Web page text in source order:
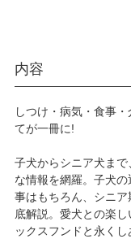
内容
しつけ・病気・食事
てが一冊に!
子犬からシニア犬ま
な情報を網羅。子犬
事はもちろん、シニ
底解説。愛犬との楽
ックスフンドと永く